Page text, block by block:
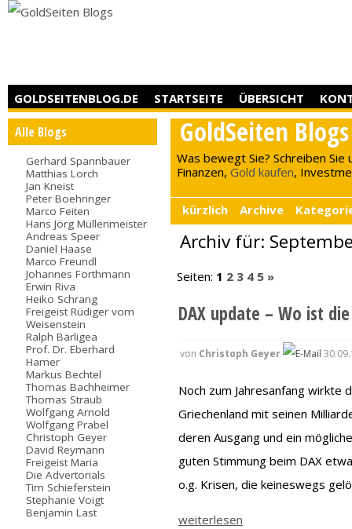
GOLDSEITENBLOG.DE STARTSEITE ÜBERSICHT
Alle Blogs
Gerhard Spannbauer
Matthias Lorch
Jan Kneist
Peter Boehringer
Marco Feiten
Hans Jörg Müllenmeister
Andreas Speer
Daniel Haase
Marco Freundl
Johannes Forthmann
Erwin Riva
Heiko Schrang
Freigeist Rüdiger vom
Weisenstein
Ralph Bärligea
Prof. Dr. Eberhard
Hamer
Markus Bechtel
Thomas Bachheimer
Thomas Straub
Wolfgang Arnold
Wolfgang Prabel
Christoph Geyer
David Reymann
Freigeist Maria
Die Advertorials
Tim Schieferstein
Stephanie Voigt
Benjamin Last
GoldSeiten Blogs
Was bewegt Sie? Schreiben Sie
Finanzen,Gold kaufen,
kürzlich Archive
Archiv für:
Seiten: 1 2 3 4 5 »
DAX update – Wo ist
von Christoph Geyer
Noch zum Jahresanfang wirkte
Griechenland mit seinen
deren Ausgang und ein
guten Stimmung beim DAX
o.g. Krisen, die keineswegs
weiterlesen